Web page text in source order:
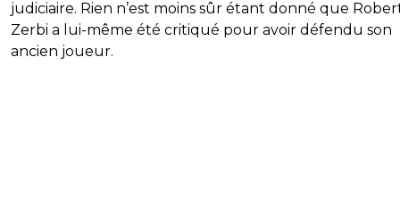
judiciaire. Rien n’est moins sûr étant donné que
Zerbi a lui-même été critiqué pour avoir défendu son
ancien joueur.